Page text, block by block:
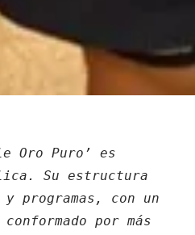
Oro Puro’ es
Su estructura
programas, con un
por más